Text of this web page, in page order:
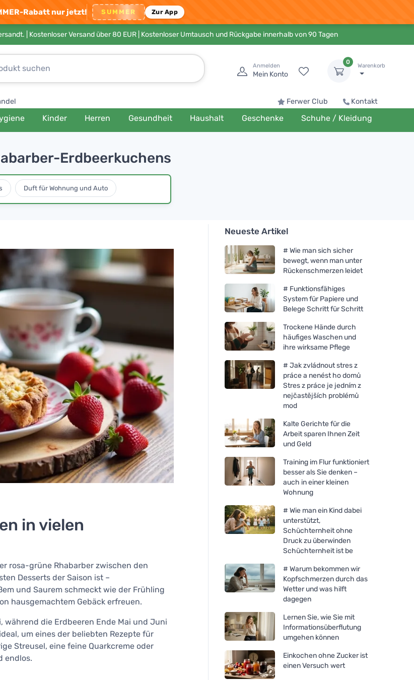
Rabatt nur jetzt! SUMMER Zur App
| Kostenloser Versand über 80 EUR | Kostenloser Umtausch und Rückgabe innerhalb von 90 Tagen
Anmelden
Mein Konto
0
Warenkorb
Ferwer Club Kontakt
Kinder Herren Gesundheit Haushalt Geschenke Schuhe / Kleidung
Erdbeerkuchens
Duft für Wohnung und Auto
in vielen
rosa-grüne Rhabarber zwischen den
Desserts der Saison ist –
und Saurem schmeckt wie der Frühling
hausgemachtem Gebäck erfreuen.
während die Erdbeeren Ende Mai und Juni
um eines der beliebten Rezepte für
Streusel, eine feine Quarkcreme oder
endlos.
Neueste Artikel
# Wie man sich sicher
bewegt, wenn man unter
Rückenschmerzen leidet
# Funktionsfähiges
System für Papiere und
Belege Schritt für Schritt
Trockene Hände durch
häufiges Waschen und
ihre wirksame Pflege
# Jak zvládnout stres z
práce a nenést ho domů
Stres z práce je jedním z
nejčastějších problémů
mod
Kalte Gerichte für die
Arbeit sparen Ihnen Zeit
und Geld
Training im Flur funktioniert
besser als Sie denken –
auch in einer kleinen
Wohnung
# Wie man ein Kind dabei
unterstützt,
Schüchternheit ohne
Druck zu überwinden
Schüchternheit ist be
# Warum bekommen wir
Kopfschmerzen durch das
Wetter und was hilft
dagegen
Lernen Sie, wie Sie mit
Informationsüberflutung
umgehen können
Einkochen ohne Zucker ist
einen Versuch wert